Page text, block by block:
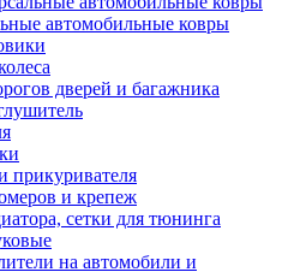
автомобильные ковры
дверей и багажника
прикуривателя
и крепеж
сетки для тюнинга
на автомобили и